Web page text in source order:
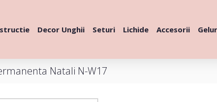
Decor Unghii Seturi Lichide Accesorii
Natali N-W17